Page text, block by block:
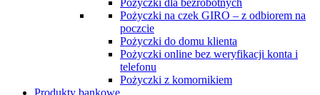
Pożyczki dla bezrobotnych
Pożyczki na czek GIRO – z odbiorem na
poczcie
Pożyczki do domu klienta
Pożyczki online bez weryfikacji konta i
telefonu
Pożyczki z komornikiem
Produkty bankowe